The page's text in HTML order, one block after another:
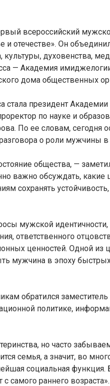
всероссийский
отечестве». Он
культуры, духовенства,
— Академия
дома общественных
стала президент
по науке и
По ее словам, сегодня
о роли мужчины
общества, —
важно обсуждать, какие
сохранять устойчивость,
мужской
ответственного
ценностей. Одной из
мужчина в эпоху
обратился
политике,
но часто
семья, а значит, во
социальная
с самого раннего возраста».